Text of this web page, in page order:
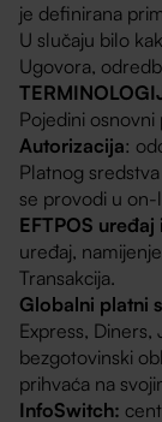
je definirana
U slučaju bilo
Ugovora,
Pojedini osnovni
Autorizacija:
Platnog
se provodi u on-
EFTPOS
uređaj,
Transakcija.
Globalni platni
Express,
bezgotovinski
prihvaća na
InfoSwitch: